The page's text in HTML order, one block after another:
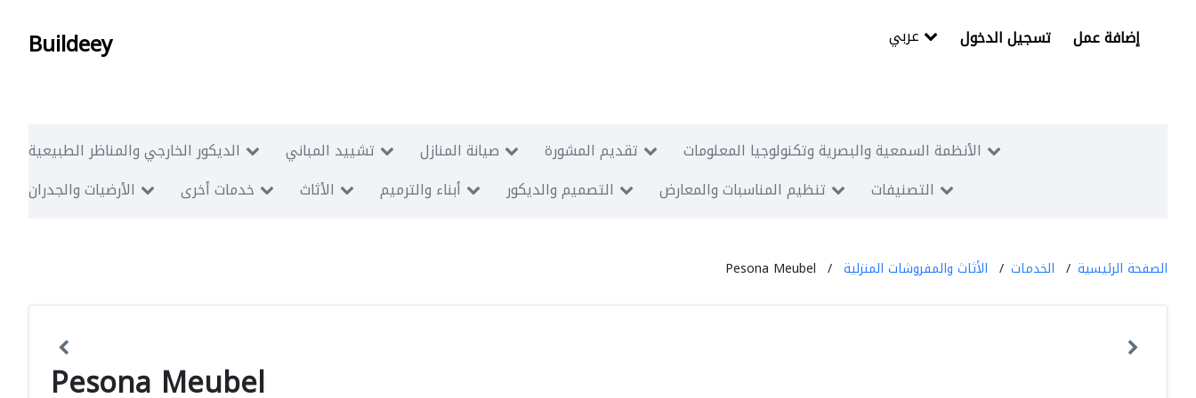
Buildeey تسجيل الدخول إضافة عمل
الديكور الخارجي والمناظر الطبيعية تشييد المباني صيانة المنازل تقديم المشورة
الأنظمة السمعية والبصرية وتكنولوجيا المعلومات
الأرضيات والجدران
خدمات أخرى الأثاث أبناء والترميم التصميم والديكور تنظيم المناسبات والمعارض التصنيفات
الصفحة الرئيسية الخدمات الأثاث والمفروشات المنزلية Pesona Meubel
Pesona Meubel